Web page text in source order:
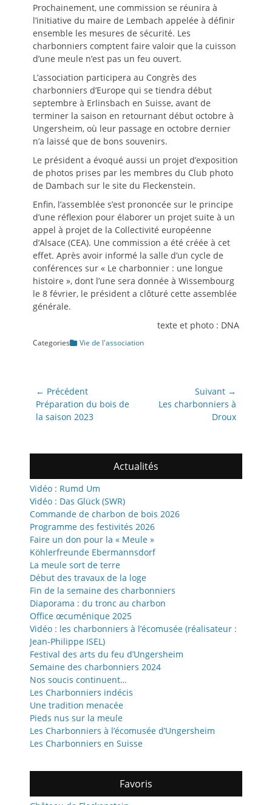
Prochainement, une commission se réunira à
l’initiative du maire de Lembach appelée à définir
ensemble les mesures de sécurité. Les
charbonniers comptent faire valoir que la cuisson
d’une meule n’est pas un feu ouvert.
L’association participera au Congrès des
charbonniers d’Europe qui se tiendra début
septembre à Erlinsbach en Suisse, avant de
terminer la saison en retournant début octobre à
Ungersheim, où leur passage en octobre dernier
n’a laissé que de bons souvenirs.
Le président a évoqué aussi un projet d’exposition
de photos prises par les membres du Club photo
de Dambach sur le site du Fleckenstein.
Enfin, l’assemblée s’est prononcée sur le principe
d’une réflexion pour élaborer un projet suite à un
appel à projet de la Collectivité européenne
d’Alsace (CEA). Une commission a été créée à cet
effet. Après avoir informé la salle d’un cycle de
conférences sur « Le charbonnier : une longue
histoire », dont l’une sera donnée à Wissembourg
le 8 février, le président a clôturé cette assemblée
générale.
texte et photo : DNA
Categories Vie de l'association
Navigation
de
l’article
← Précédent
Article
précédent:
Préparation du bois de
la saison 2023
Suivant →
ArticleLes charbonniers à
Droux
Actualités
Vidéo : Rumd Um
Vidéo : Das Glück (SWR)
Commande de charbon de bois 2026
Programme des festivités 2026
Faire un don pour la « Meule »
Köhlerfreunde Ebermannsdorf
La meule sort de terre
Début des travaux de la loge
Fin de la semaine des charbonniers
Diaporama : du tronc au charbon
Office œcuménique 2025
Vidéo : les charbonniers à l’écomusée (réalisateur :
Jean-Philippe ISEL)
Festival des arts du feu d’Ungersheim
Semaine des charbonniers 2024
Nos soucis continuent…
Les Charbonniers indécis
Une tradition menacée
Pieds nus sur la meule
Les Charbonniers à l’écomusée d’Ungersheim
Les Charbonniers en Suisse
Favoris